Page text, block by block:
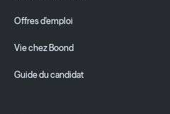
Offres d'emploi
Vie chez Boond
Guide du candidat